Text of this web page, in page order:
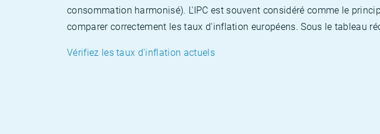
consommation harmonisé). L'IPC est souvent considéré comme le
comparer correctement les taux d'inflation européens. Sous le tableau
Vérifiez les taux d'inflation actuels